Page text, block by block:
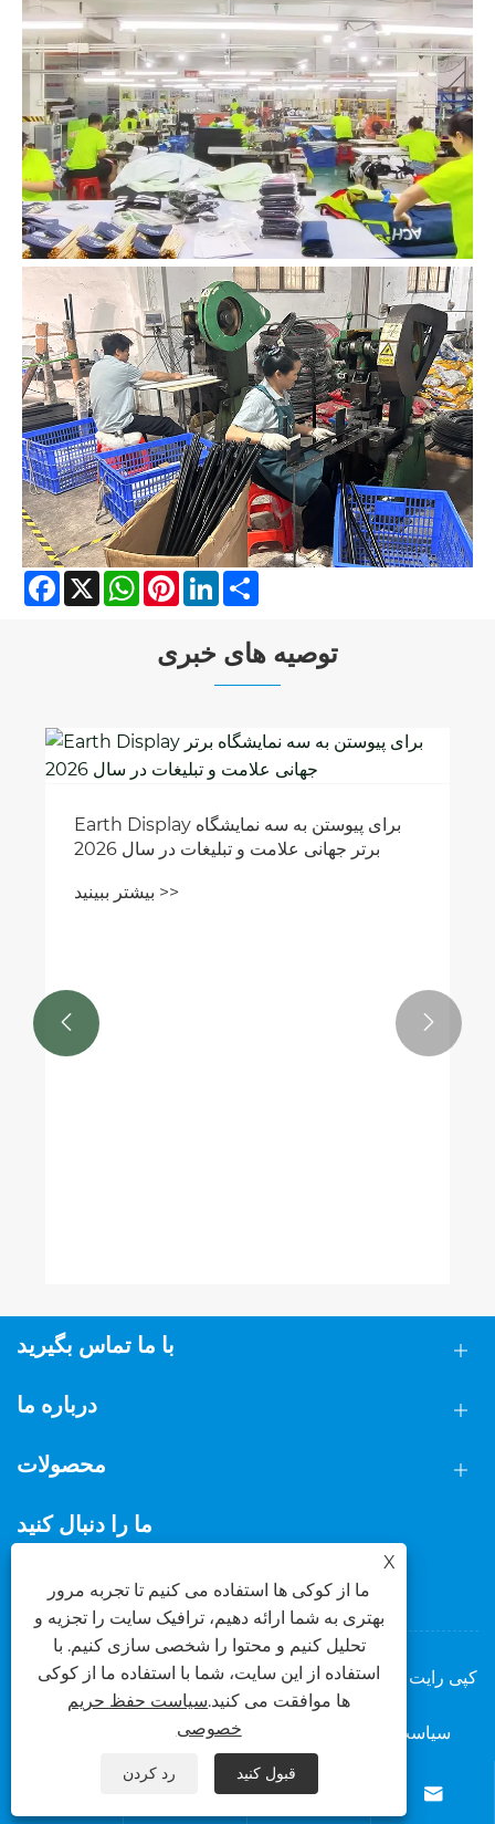
Facebook
X WhatsApp
Pinterest
LinkedIn
توصیه های خبری
Earth Display برای پیوستن به سه نمایشگاه
برتر جهانی علامت و تبلیغات در سال 2026
بیشتر ببینید >>
 
 
با ما تماس بگیرید
درباره ما
محصولات
ما را دنبال کنید
کپی رایت © 2025 شرکت فناوری فلزی فوشان داسی، آموزشی
RSSXMLسیاست حفظ حریم خصوصی
X
ما از کوکی ها استفاده می کنیم تا تجربه مرور
بهتری به شما ارائه دهیم، ترافیک سایت را تجزیه و
تحلیل کنیم و محتوا را شخصی سازی کنیم. با
استفاده از این سایت، شما با استفاده ما از کوکی
ها موافقت می کنید.سیاست حفظ حریم
خصوصی
رد کردن قبول کنید